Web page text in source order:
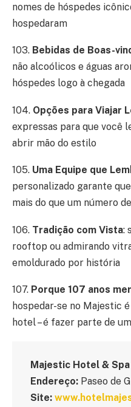
nomes de hóspedes
hospedaram
103. Bebidas de Boas-
não alcoólicos e águas
hóspedes logo à chegada
104. Opções para Viajar
expressas para que você
abrir mão do estilo
105. Uma Equipe que
personalizado garante
mais do que um número
106. Tradição com Vista:
rooftop ou admirando
emoldurado por história
107. Porque 107 anos
hospedar-se no Majestic
hotel – é fazer parte de
Majestic Hotel &
Endereço: Paseo de
Site: